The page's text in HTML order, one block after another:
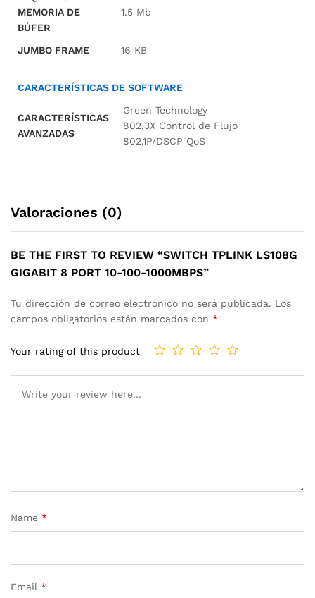
MEMORIA DE
BÚFER
1.5 Mb
JUMBO FRAME 16 KB
CARACTERÍSTICAS DE SOFTWARE
CARACTERÍSTICAS
AVANZADAS
Green Technology
802.3X Control de Flujo
802.1P/DSCP QoS
Valoraciones (0)
BE THE FIRST TO REVIEW “SWITCH TPLINK LS108G
GIGABIT 8 PORT 10-100-1000MBPS”
Tu dirección de correo electrónico no será publicada. Los
campos obligatorios están marcados con *
Your rating of this product
Name *
Email *